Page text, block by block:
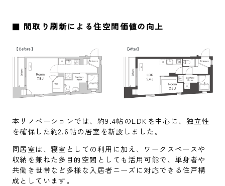
■ 間取り刷新による住空間価値の向上
本リノベーションでは、約9.4帖のLDKを中心に、独立性
を確保した約2.6帖の居室を新設しました。
同居室は、寝室としての利用に加え、ワークスペースや
収納を兼ねた多目的空間としても活用可能で、単身者や
共働き世帯など多様な入居者ニーズに対応できる住戸構
成としています。